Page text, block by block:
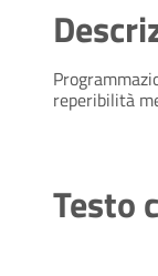
reperibilità
Testo